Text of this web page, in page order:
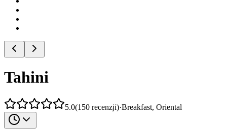
Tahini
5.0(150 recenzji)·Breakfast, Oriental